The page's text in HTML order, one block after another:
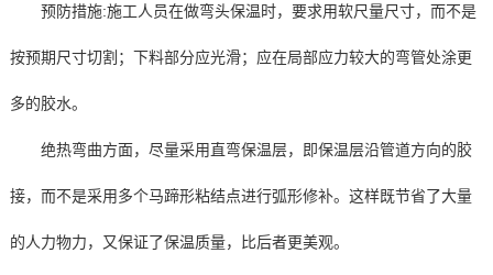
预防措施:施工人员在做弯头保温时，要求用软尺量尺寸，而不是
按预期尺寸切割；下料部分应光滑；应在局部应力较大的弯管处涂更
多的胶水。
绝热弯曲方面，尽量采用直弯保温层，即保温层沿管道方向的胶
接，而不是采用多个马蹄形粘结点进行弧形修补。这样既节省了大量
的人力物力，又保证了保温质量，比后者更美观。